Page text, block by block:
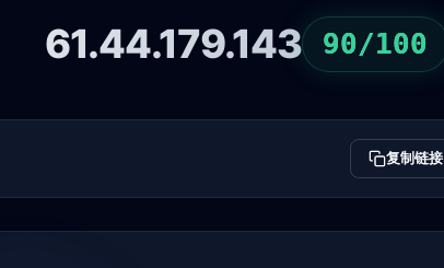
61.44.179.143 90/100
复制链接